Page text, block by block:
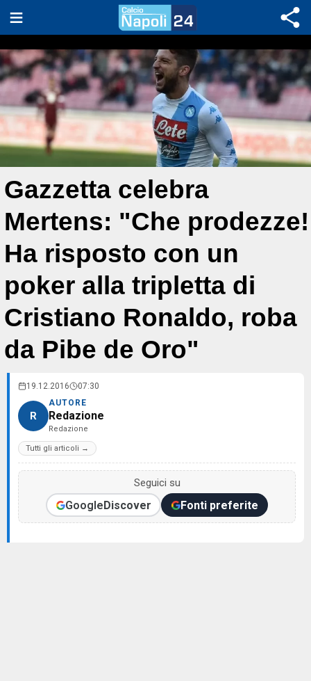
Gazzetta celebra
Mertens: "Che prodezze!
Ha risposto con un
poker alla tripletta di
Cristiano Ronaldo, roba
da Pibe de Oro"
19.12.2016 07:30
R
AUTORE
Redazione
Redazione
Tutti gli articoli →
Seguici su
GoogleDiscover Fonti preferite